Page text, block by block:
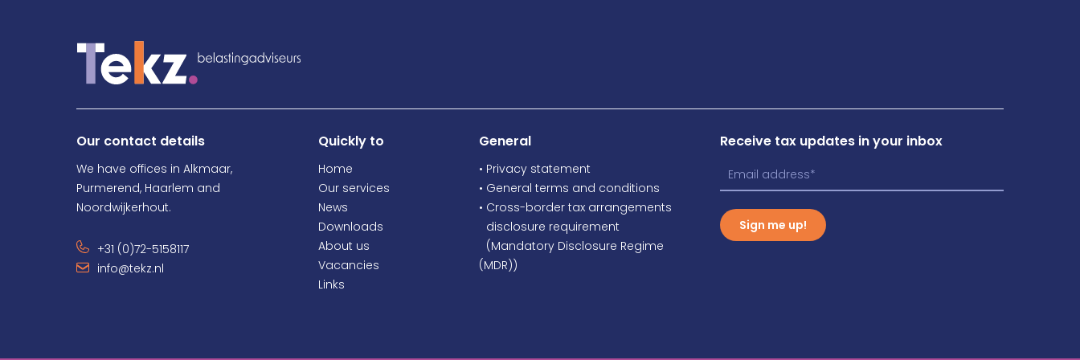
Our contact details
We have offices in Alkmaar,
Purmerend, Haarlem and
Noordwijkerhout.
+31 (0)72-5158117
info@tekz.nl
Quickly to
Home
Our services
News
Downloads
About us
Vacancies
Links
General
• Privacy statement
• General terms and conditions
• Cross-border tax arrangements
disclosure requirement
(Mandatory Disclosure Regime
(MDR))
Receive tax updates in your inbox
Sign me up!